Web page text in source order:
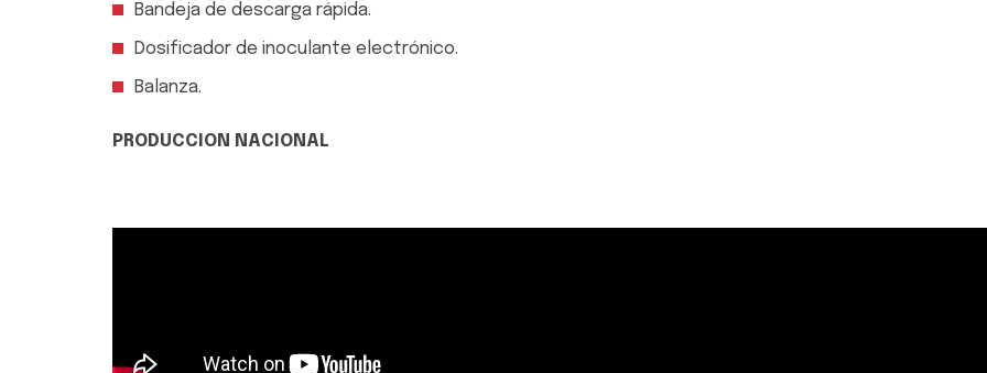
Bandeja de descarga rápida.
Dosificador de inoculante electrónico.
Balanza.
PRODUCCION NACIONAL